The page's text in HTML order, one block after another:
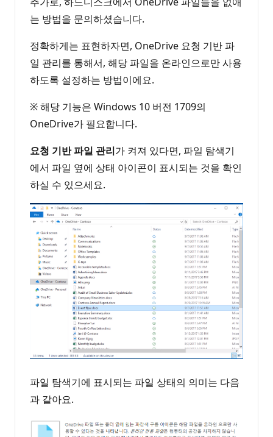
는 방법을 문의하셨습니다.
정확하게는 표현하자면, OneDrive 요청 기반 파
일 관리를 통해서, 해당 파일을 온라인으로만 사용
하도록 설정하는 방법이에요.
※ 해당 기능은 Windows 10 버전 1709의
OneDrive가 필요합니다.
요청 기반 파일 관리가 켜져 있다면, 파일 탐색기
에서 파일 옆에 상태 아이콘이 표시되는 것을 확인
하실 수 있으세요.
파일 탐색기에 표시되는 파일 상태의 의미는 다음
과 같아요.